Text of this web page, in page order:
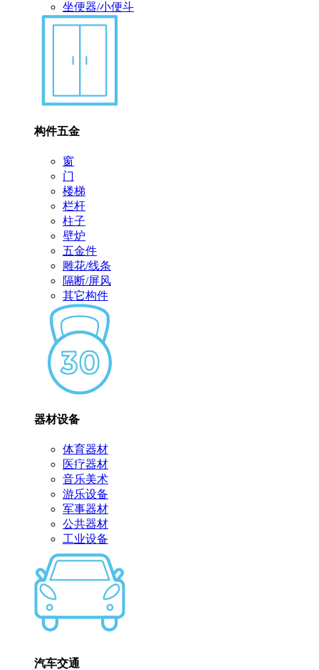
坐便器/小便斗
构件五金
窗
门
楼梯
栏杆
柱子
壁炉
五金件
雕花/线条
隔断/屏风
其它构件
器材设备
体育器材
医疗器材
音乐美术
游乐设备
军事器材
公共器材
工业设备
汽车交通